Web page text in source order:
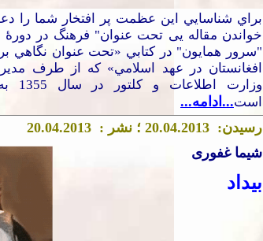
براي شناسايي اين عظمت پر افتخار شما را
خواندن مقاله یی تحت عنوان" فرهنگ در دورۀ
"سرور همايون" در كتابي «تحت عنوان نگاهي
افغانستان در عهد اسلامي» که از طرف
است...ادامه...
رسیدن:
20.04.2013 ؛ نشر : 20.04.2013
شیما غفوری
بیداد